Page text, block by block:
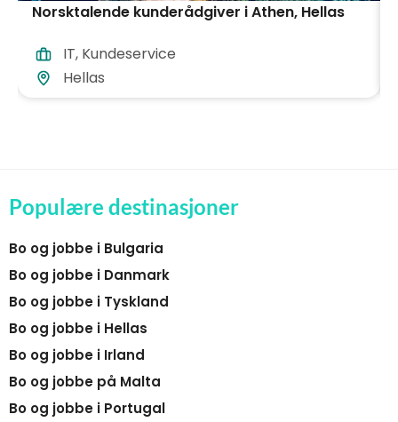
Norsktalende kunderådgiver i Athen, Hellas
IT, Kundeservice
Hellas
Populære destinasjoner
Bo og jobbe i Bulgaria
Bo og jobbe i Danmark
Bo og jobbe i Tyskland
Bo og jobbe i Hellas
Bo og jobbe i Irland
Bo og jobbe på Malta
Bo og jobbe i Portugal